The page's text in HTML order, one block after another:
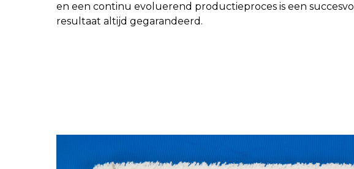
en een continu evoluerend productieproces is een succesvol
resultaat altijd gegarandeerd.